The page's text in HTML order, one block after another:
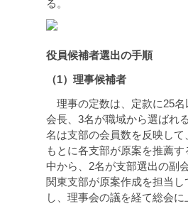
る。
役員候補者選出の手順
（1）理事候補者
理事の定数は、定款に25名
会長、3名が職域から選ばれ
名は支部の会員数を反映し
もとに各支部が原案を推薦
中から、2名が支部選出の副
関東支部が原案作成を担当
し、理事会の議を経て総会に